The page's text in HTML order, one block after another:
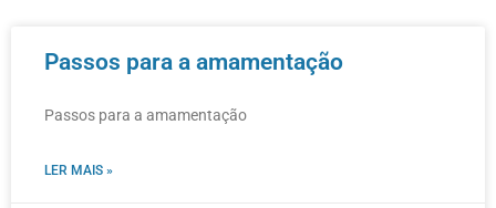
Passos para a amamentação
Passos para a amamentação
LER MAIS »